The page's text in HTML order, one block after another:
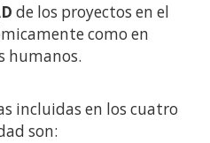
de los proyectos en el
como en
humanos.
incluidas en los cuatro
son: